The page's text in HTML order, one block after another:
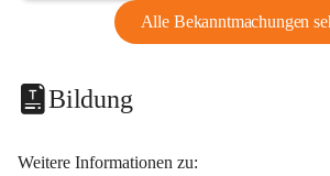
Alle Bekanntmachungen
Bildung
Weitere Informationen zu: